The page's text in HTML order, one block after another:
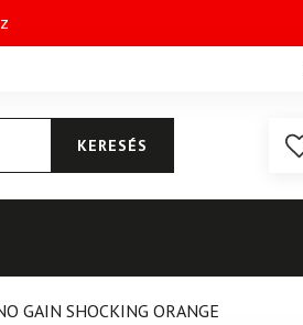
KERESÉS
GAIN SHOCKING ORANGE